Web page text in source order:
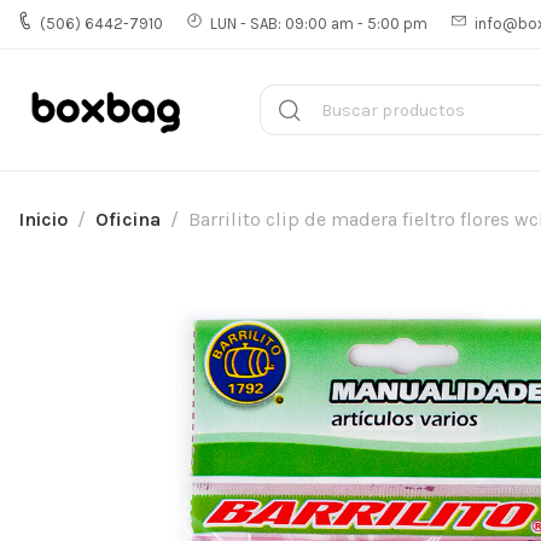
(506) 6442-7910 LUN - SAB: 09:00 am - 5:00 pm
Inicio Oficina Barrilito clip de madera fieltro flores